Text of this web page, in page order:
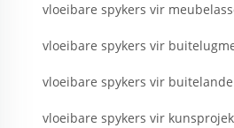
vloeibare spykers vir
vloeibare spykers vir
vloeibare spykers vir
vloeibare spykers vir